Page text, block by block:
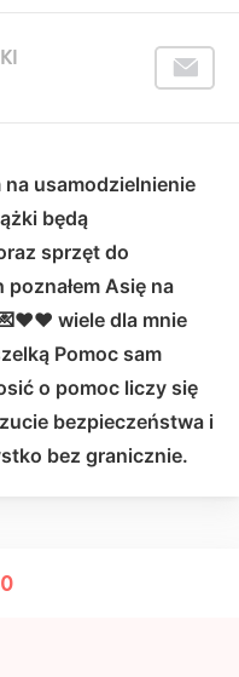
na usamodzielnienie
będą
sprzęt do
Asię na
wiele dla mnie
Pomoc sam
o pomoc liczy się
bezpieczeństwa i
bez granicznie.
0